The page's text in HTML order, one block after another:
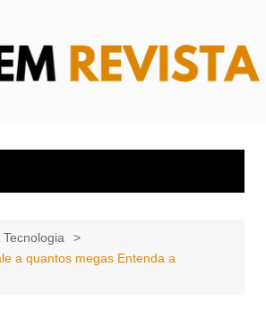
Tecnologia
a quantos megas Entenda a